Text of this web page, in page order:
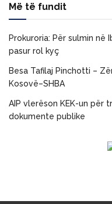
Më të fundit
Prokuroria: Për sulmin në
pasur rol kyç
Besa Tafilaj Pinchotti –
Kosovë–SHBA
AIP vlerëson KEK-un për
dokumente publike